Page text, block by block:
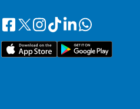
Segueix-
nos
a::
Facebook
Twitter
Instagram
TiktokLinkedin
Whatsapp